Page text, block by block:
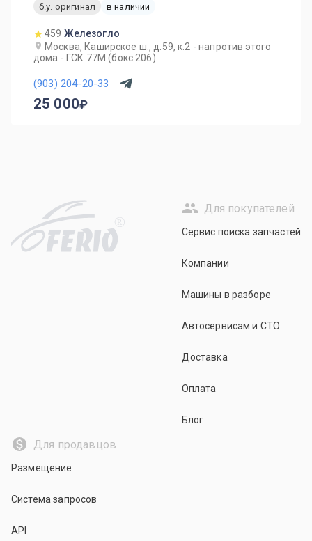
б.у. оригинал
в наличии
459 Железогло
Москва, Каширское ш., д.59, к.2 - напротив этого
дома - ГСК 77М (бокс 206)
(903) 204-20-33
25 000
R
Для покупателей
Сервис поиска запчастей
Компании
Машины в разборе
Автосервисам и СТО
Доставка
Оплата
Блог
Для продавцов
Размещение
Система запросов
API